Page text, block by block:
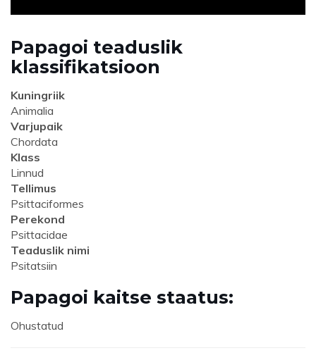
Papagoi teaduslik
klassifikatsioon
Kuningriik
Animalia
Varjupaik
Chordata
Klass
Linnud
Tellimus
Psittaciformes
Perekond
Psittacidae
Teaduslik nimi
Psitatsiin
Papagoi kaitse staatus:
Ohustatud